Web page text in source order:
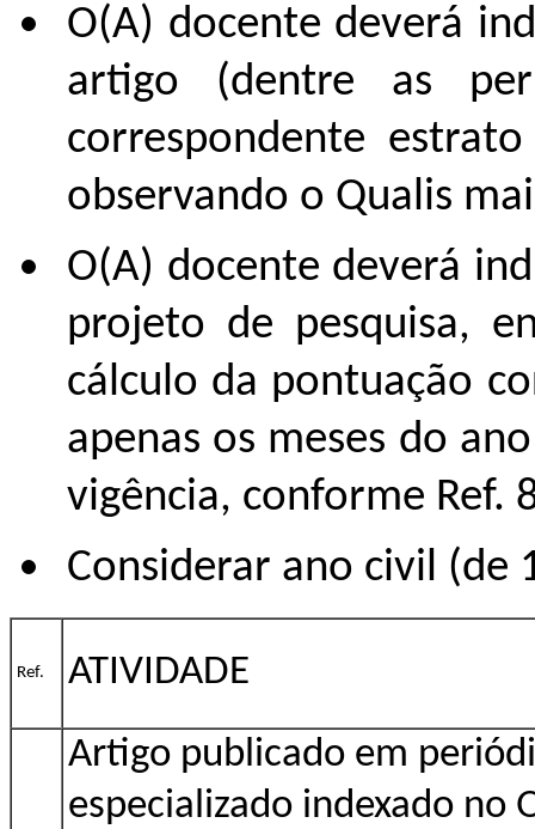
O(A) docente deverá
artigo (dentre as
correspondente
observando o Qualis
O(A) docente deverá
projeto de pesquisa,
cálculo da pontuação
apenas os meses do
vigência, conforme Ref.
Considerar ano civil (de
Ref. ATIVIDADE
Artigo publicado em
especializado indexado no